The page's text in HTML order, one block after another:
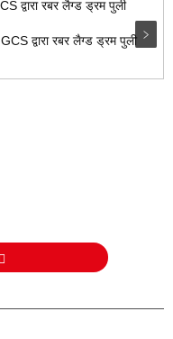
GCS द्वारा रबर लैग्ड ड्रम पुली